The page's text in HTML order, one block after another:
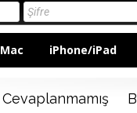
Mac iPhone/iPad
Cevaplanmamış